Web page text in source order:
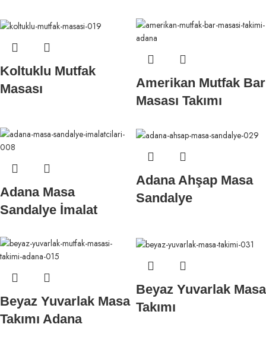
Koltuklu Mutfak
Masası
Amerikan Mutfak Bar
Masası Takımı
Adana Masa
Sandalye İmalat
Adana Ahşap Masa
Sandalye
Beyaz Yuvarlak Masa
Takımı Adana
Beyaz Yuvarlak Masa
Takımı